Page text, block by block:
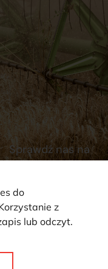
Sprawdź nas na
prawa zastrzeżone ©
do
z
lub odczyt.